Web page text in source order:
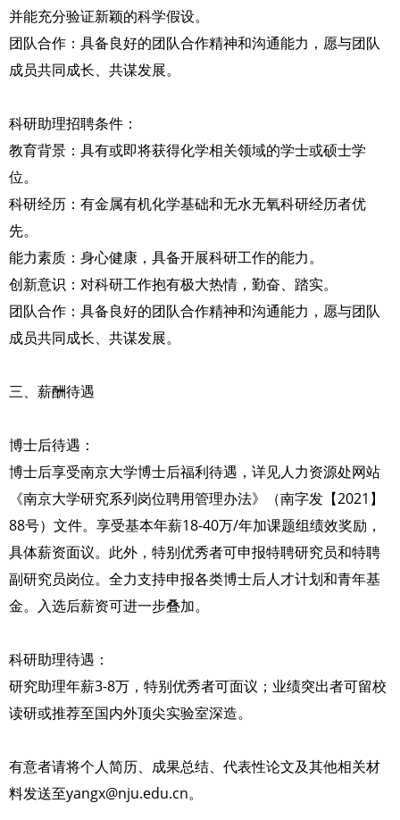
并能充分验证新颖的科学假设。
团队合作：具备良好的团队合作精神和沟通能力，愿与团队
成员共同成长、共谋发展。
科研助理招聘条件：
教育背景：具有或即将获得化学相关领域的学士或硕士学
位。
科研经历：有金属有机化学基础和无水无氧科研经历者优
先。
能力素质：身心健康，具备开展科研工作的能力。
创新意识：对科研工作抱有极大热情，勤奋、踏实。
团队合作：具备良好的团队合作精神和沟通能力，愿与团队
成员共同成长、共谋发展。
三、薪酬待遇
博士后待遇：
博士后享受南京大学博士后福利待遇，详见人力资源处网站
《南京大学研究系列岗位聘用管理办法》（南字发【2021】
88号）文件。享受基本年薪18-40万/年加课题组绩效奖励，
具体薪资面议。此外，特别优秀者可申报特聘研究员和特聘
副研究员岗位。全力支持申报各类博士后人才计划和青年基
金。入选后薪资可进一步叠加。
科研助理待遇：
研究助理年薪3-8万，特别优秀者可面议；业绩突出者可留校
读研或推荐至国内外顶尖实验室深造。
有意者请将个人简历、成果总结、代表性论文及其他相关材
料发送至yangx@nju.edu.cn。